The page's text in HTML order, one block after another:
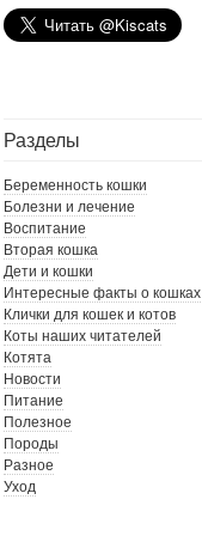
Разделы
Беременность кошки
Болезни и лечение
Воспитание
Вторая кошка
Дети и кошки
Интересные факты о кошках
Клички для кошек и котов
Коты наших читателей
Котята
Новости
Питание
Полезное
Породы
Разное
Уход